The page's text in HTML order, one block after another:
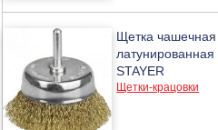
Щетка чашечная
STAYER
Щетки-крацовки